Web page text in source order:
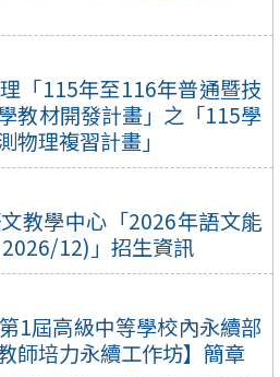
「115年至116年普通暨技
教材開發計畫」之「115學
物理複習計畫」
教學中心「2026年語文能
12)」招生資訊
1屆高級中等學校內永續部
師培力永續工作坊】簡章